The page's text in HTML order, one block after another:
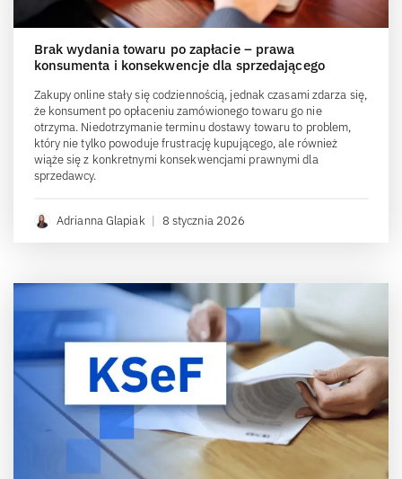
Brak wydania towaru po zapłacie – prawa
konsumenta i konsekwencje dla sprzedającego
Zakupy online stały się codziennością, jednak czasami zdarza się,
że konsument po opłaceniu zamówionego towaru go nie
otrzyma. Niedotrzymanie terminu dostawy towaru to problem,
który nie tylko powoduje frustrację kupującego, ale również
wiąże się z konkretnymi konsekwencjami prawnymi dla
sprzedawcy.
Adrianna Glapiak | 8 stycznia 2026